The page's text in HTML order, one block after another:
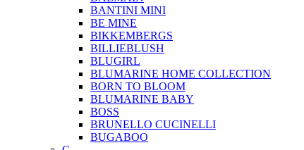
BANTINI MINI
BE MINE
BIKKEMBERGS
BILLIEBLUSH
BLUGIRL
BLUMARINE HOME COLLECTION
BORN TO BLOOM
BLUMARINE BABY
BOSS
BRUNELLO CUCINELLI
BUGABOO